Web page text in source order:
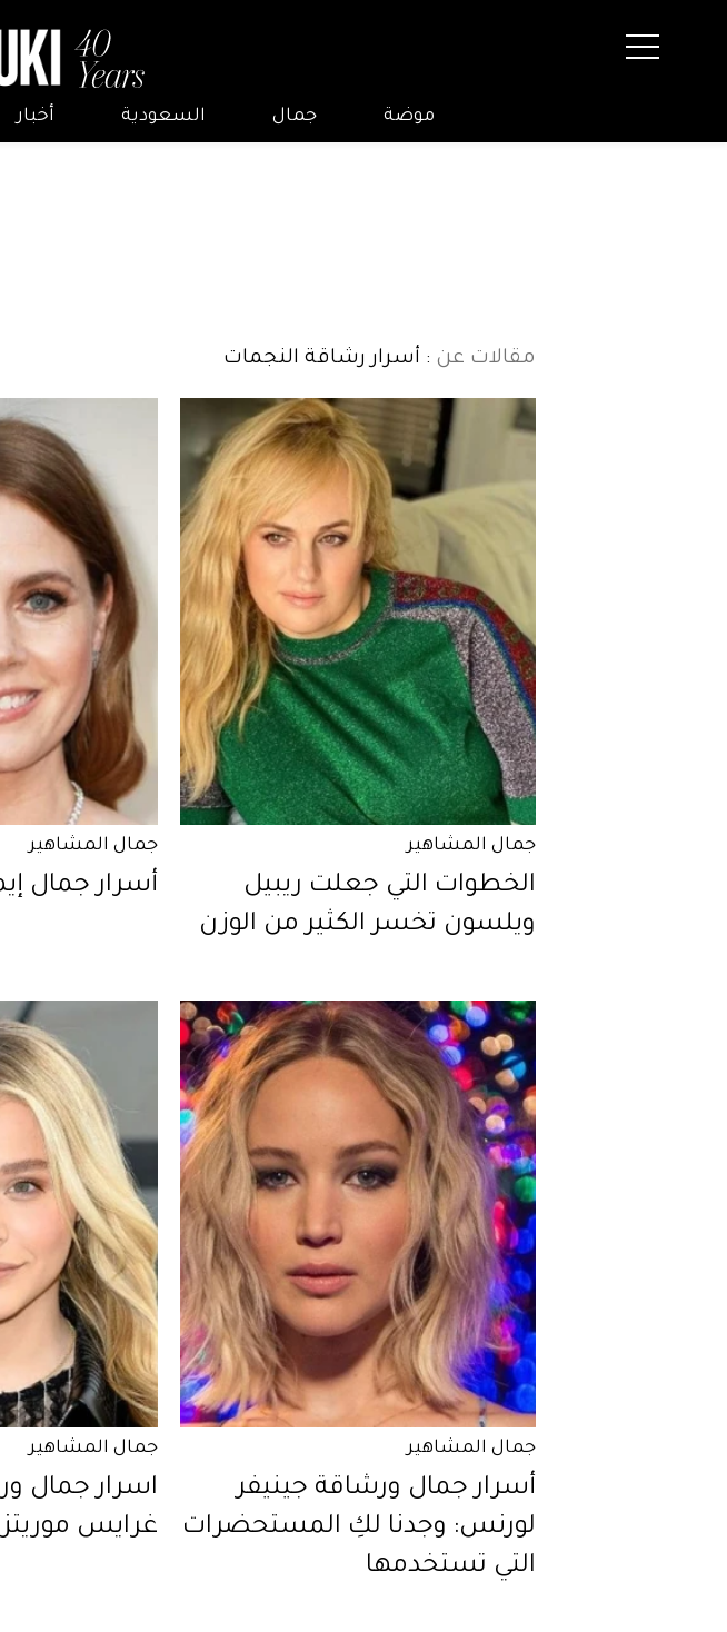
موضة جمال السعودية أخبار
مقالات عن : أسرار رشاقة النجمات
جمال المشاهير
الخطوات التي جعلت ريبيل
ويلسون تخسر الكثير من الوزن
جمال المشاهير
أسرار جمال
جمال المشاهير
أسرار جمال ورشاقة جينيفر
لورنس: وجدنا لكِ المستحضرات
التي تستخدمها
جمال المشاهير
اسرار جمال
غرايس موريتز